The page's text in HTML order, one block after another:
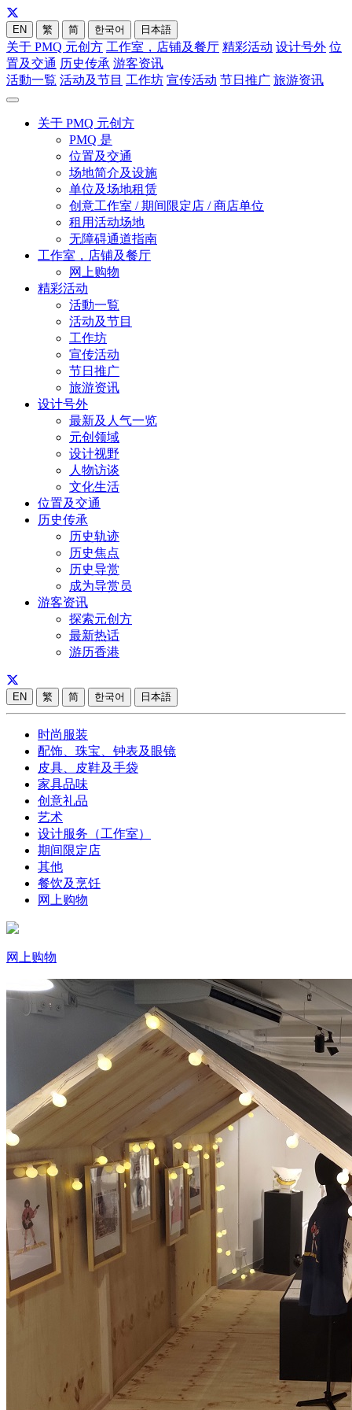
EN 繁 简 한국어 日本語
关于 PMQ 元创方 工作室，店铺及餐厅 精彩活动 设计号外 位
置及交通 历史传承 游客资讯
活動一覧 活动及节目 工作坊 宣传活动 节日推广 旅游资讯
关于 PMQ 元创方
PMQ 是
位置及交通
场地简介及设施
单位及场地租赁
创意工作室 / 期间限定店 / 商店单位
租用活动场地
无障碍通道指南
工作室，店铺及餐厅
网上购物
精彩活动
活動一覧
活动及节目
工作坊
宣传活动
节日推广
旅游资讯
设计号外
最新及人气一览
元创领域
设计视野
人物访谈
文化生活
位置及交通
历史传承
历史轨迹
历史焦点
历史导赏
成为导赏员
游客资讯
探索元创方
最新热话
游历香港
EN 繁 简 한국어 日本語
时尚服装
配饰、珠宝、钟表及眼镜
皮具、皮鞋及手袋
家具品味
创意礼品
艺术
设计服务（工作室）
期间限定店
其他
餐饮及烹饪
网上购物
网上购物